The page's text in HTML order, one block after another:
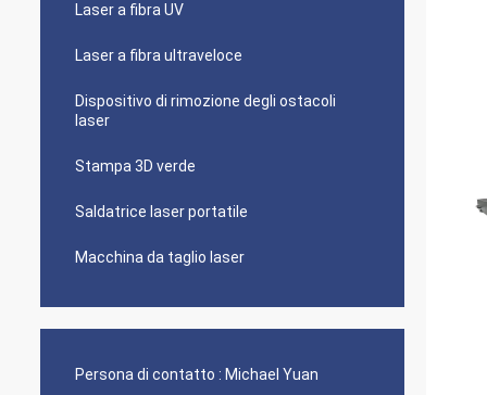
Laser a fibra UV
Laser a fibra ultraveloce
Dispositivo di rimozione degli ostacoli
laser
Stampa 3D verde
Saldatrice laser portatile
Macchina da taglio laser
Persona di contatto : Michael Yuan